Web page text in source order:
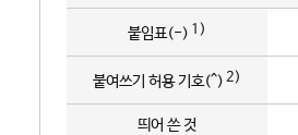
붙임표(-) 1)
붙여쓰기 허용 기호(^) 2)
띄어 쓴 것